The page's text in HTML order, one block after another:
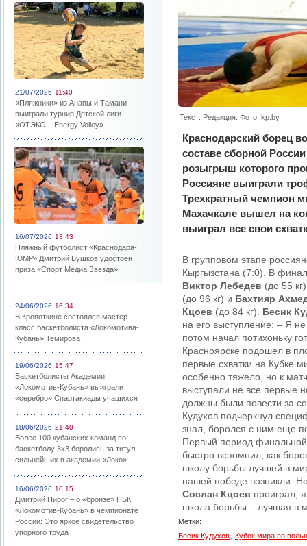
21/07/2026 11:40
«Пляжники» из Анапы и Тамани
выиграли турнир Детской лиги
«ОТЭКО – Energy Volley»
16/07/2026 13:43
Пляжный футболист «Краснодара-
ЮМР» Дмитрий Бушков удостоен
приза «Спорт Медиа Звезда»
24/06/2026 16:34
В Кропоткине состоялся мастер-
класс баскетболиста «Локомотива-
Кубань» Темирова
19/06/2026 15:47
Баскетболисты Академии
«Локомотив-Кубань» выиграли
«серебро» Спартакиады учащихся
18/06/2026 21:40
Более 100 кубанских команд по
баскетболу 3х3 боролись за титул
сильнейших в академии «Локо»
16/06/2026 10:15
Дмитрий Пирог – о «бронзе» ПБК
«Локомотив-Кубань» в чемпионате
России: Это яркое свидетельство
упорного труда
Текст: Редакция. Фото: kp.by
Краснодарский борец
составе сборной
розыгрыш которого
Россияне выиграли
Трехкратный чемпион
Махачкале вышел на
выиграл все свои
В групповом этапе
Кыргызстана (7:0). В
Виктор Лебедев (до 55
(до 96 кг) и Бахтияр
Кцоев (до 84 кг). Бесик
на его выступление: – Я
потом начал потихоньку
Красноярске подошел в
первые схватки на Кубке
особенно тяжело, но к
выступали не все первые
должны были повести за
Кудухов подчеркнул
знал, боролся с ним еще
Первый период
быстро вспомнил, как
школу борьбы лучшей в
нашей победе возникли.
Сослан Кцоев проиграл,
школа борьбы – лучшая в
Метки:
Бесик Кудухов
Кубок мира по